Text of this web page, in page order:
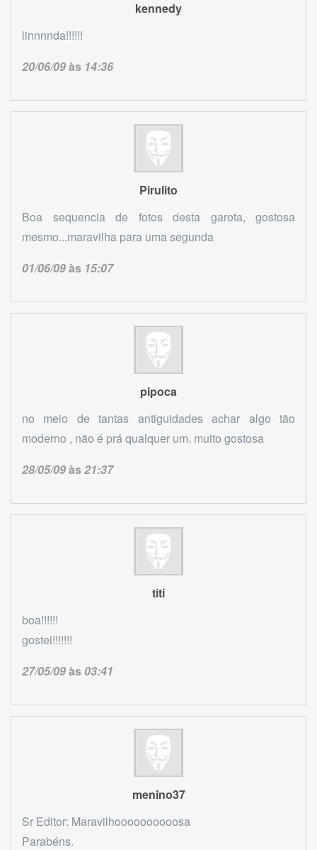
kennedy
linnnnda!!!!!!
20/06/09às 14:36
Pirulito
Boa sequencia de fotos desta garota, gostosa
mesmo...maravilha para uma segunda
01/06/09às 15:07
pipoca
no meio de tantas antiguidades achar algo tão
moderno , não é prá qualquer um. muito gostosa
28/05/09às21:37
titi
boa!!!!!!
gostei!!!!!!!
27/05/09às03:41
menino37
Sr Editor: Maravilhoooooooooosa
Parabéns.